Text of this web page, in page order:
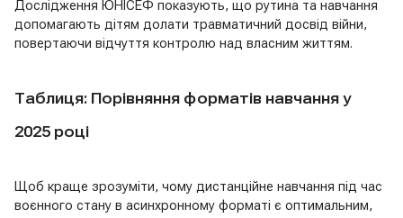
Дослідження ЮНІСЕФ показують, що рутина та навчання
допомагають дітям долати травматичний досвід війни,
повертаючи відчуття контролю над власним життям.
Таблиця: Порівняння форматів навчання у
2025 році
Щоб краще зрозуміти, чому дистанційне навчання під час
воєнного стану в асинхронному форматі є оптимальним,